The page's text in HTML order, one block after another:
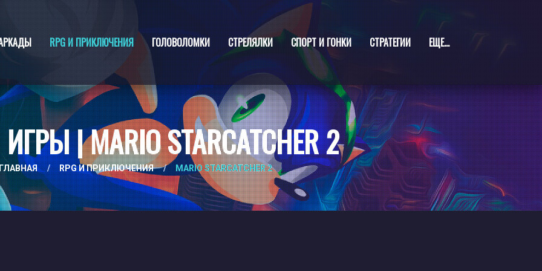
RPG И ПРИКЛЮЧЕНИЯ ГОЛОВОЛОМКИ СТРЕЛЯЛКИ СПОРТ И ГОНКИ СТРАТЕГИИ ЕЩЕ...
| MARIO STARCATCHER 2
/ RPG И ПРИКЛЮЧЕНИЯ / MARIO STARCATCHER 2